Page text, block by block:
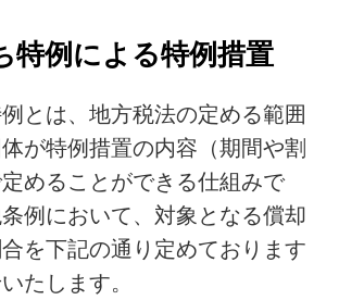
特例による特例措置
とは、地方税法の定める範囲
が特例措置の内容（期間や割
めることができる仕組みで
例において、対象となる償却
を下記の通り定めております
たします。